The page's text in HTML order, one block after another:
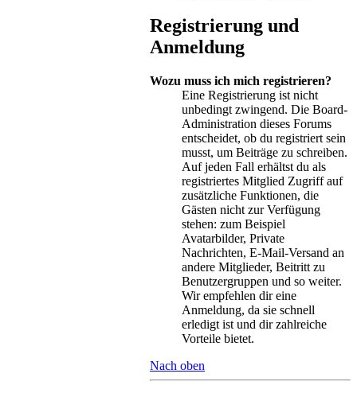
Registrierung und
Anmeldung
Wozu muss ich mich registrieren?
Eine Registrierung ist nicht
unbedingt zwingend. Die Board-
Administration dieses Forums
entscheidet, ob du registriert sein
musst, um Beiträge zu schreiben.
Auf jeden Fall erhältst du als
registriertes Mitglied Zugriff auf
zusätzliche Funktionen, die
Gästen nicht zur Verfügung
stehen: zum Beispiel
Avatarbilder, Private
Nachrichten, E-Mail-Versand an
andere Mitglieder, Beitritt zu
Benutzergruppen und so weiter.
Wir empfehlen dir eine
Anmeldung, da sie schnell
erledigt ist und dir zahlreiche
Vorteile bietet.
Nach oben